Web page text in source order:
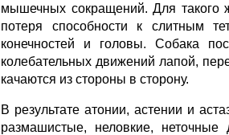
мышечных сокращений. Для такого
потеря способности к слитным
конечностей и головы. Собака
колебательных движений лапой,
качаются из стороны в сторону.
В результате атонии, астении и
размашистые, неловкие, неточные